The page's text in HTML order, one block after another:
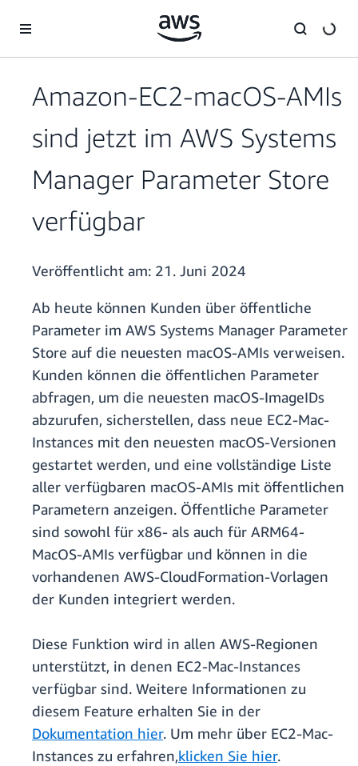
Überspringen zum Hauptinhalt
Amazon-EC2-macOS-AMIs
sind jetzt im AWS Systems
Manager Parameter Store
verfügbar
Veröffentlicht am: 21. Juni 2024
Ab heute können Kunden über öffentliche
Parameter im AWS Systems Manager Parameter
Store auf die neuesten macOS-AMIs verweisen.
Kunden können die öffentlichen Parameter
abfragen, um die neuesten macOS-ImageIDs
abzurufen, sicherstellen, dass neue EC2-Mac-
Instances mit den neuesten macOS-Versionen
gestartet werden, und eine vollständige Liste
aller verfügbaren macOS-AMIs mit öffentlichen
Parametern anzeigen. Öffentliche Parameter
sind sowohl für x86- als auch für ARM64-
MacOS-AMIs verfügbar und können in die
vorhandenen AWS-CloudFormation-Vorlagen
der Kunden integriert werden.
Diese Funktion wird in allen AWS-Regionen
unterstützt, in denen EC2-Mac-Instances
verfügbar sind. Weitere Informationen zu
diesem Feature erhalten Sie in der
Dokumentation hier. Um mehr über EC2-Mac-
Instances zu erfahren,klicken Sie hier.